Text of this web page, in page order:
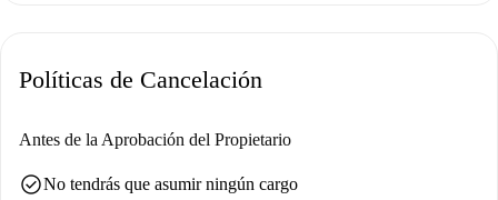
Políticas de Cancelación
Antes de la Aprobación del Propietario
check_circleNo tendrás que asumir ningún cargo